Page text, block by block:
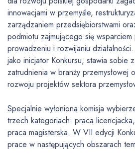
innowacjami w przemyśle,
zarządzaniem przedsiębiorstwami
podmiotu zajmującego się
prowadzeniu i rozwijaniu
jako inicjator Konkursu, stawia sobie
zatrudnienia w branży przemysłowej
rozwoju projektów sektora
Specjalnie wyłoniona komisja
trzech kategoriach: praca
praca magisterska. W VII edycji
prace w następujących obszarach